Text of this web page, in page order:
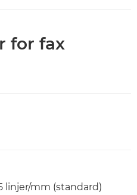
for fax
linjer/mm (standard)